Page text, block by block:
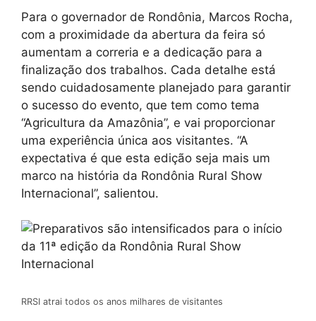
Para o governador de Rondônia, Marcos Rocha,
com a proximidade da abertura da feira só
aumentam a correria e a dedicação para a
finalização dos trabalhos. Cada detalhe está
sendo cuidadosamente planejado para garantir
o sucesso do evento, que tem como tema
“Agricultura da Amazônia”, e vai proporcionar
uma experiência única aos visitantes. “A
expectativa é que esta edição seja mais um
marco na história da Rondônia Rural Show
Internacional”, salientou.
RRSI atrai todos os anos milhares de visitantes